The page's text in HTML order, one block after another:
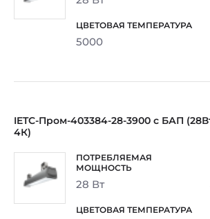
5000
IETC-Пром-403384-28-3900 с БАП
4К)
28 Вт